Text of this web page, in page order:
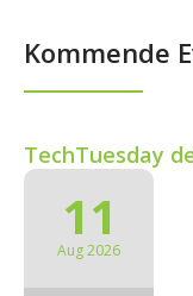
Kommende
TechTuesday
11
Aug 2026